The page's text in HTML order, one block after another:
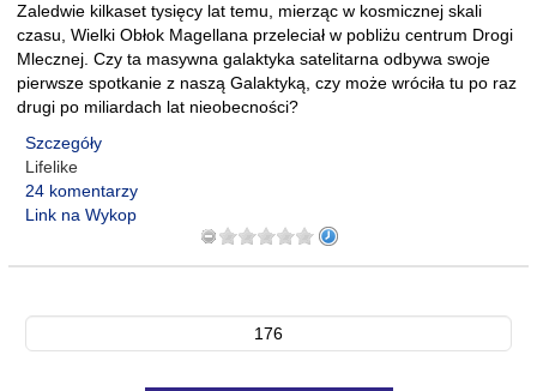
Zaledwie kilkaset tysięcy lat temu, mierząc w kosmicznej skali
czasu, Wielki Obłok Magellana przeleciał w pobliżu centrum Drogi
Mlecznej. Czy ta masywna galaktyka satelitarna odbywa swoje
pierwsze spotkanie z naszą Galaktyką, czy może wróciła tu po raz
drugi po miliardach lat nieobecności?
Szczegóły
Lifelike
24 komentarzy
Link na Wykop
176